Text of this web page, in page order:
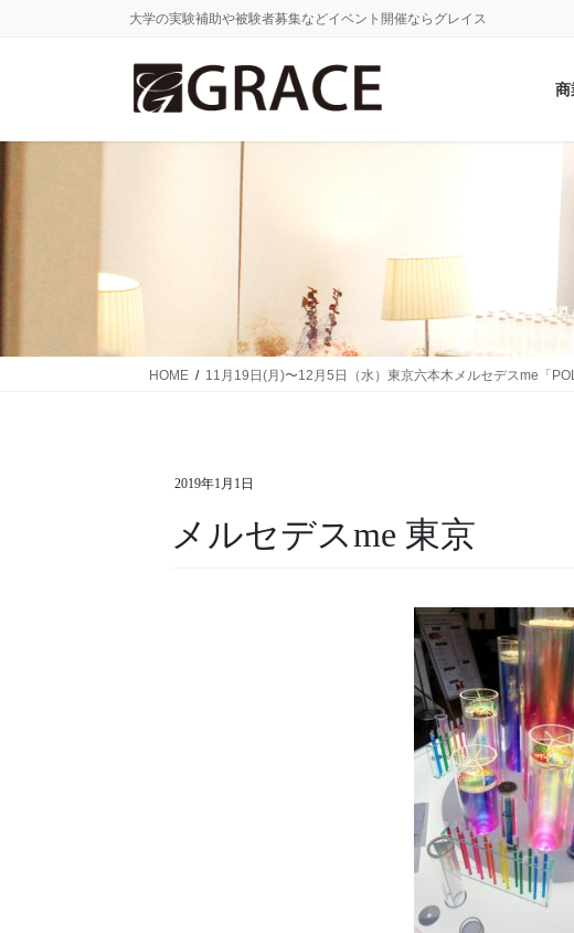
に
ョ
大学の実験補助や被験者募集などイベント開催ならグレイス
商
HOME 11月19日(月)〜12月5日（水）東京六本木メルセデスme「
2019年1月1日
メルセデスme 東京